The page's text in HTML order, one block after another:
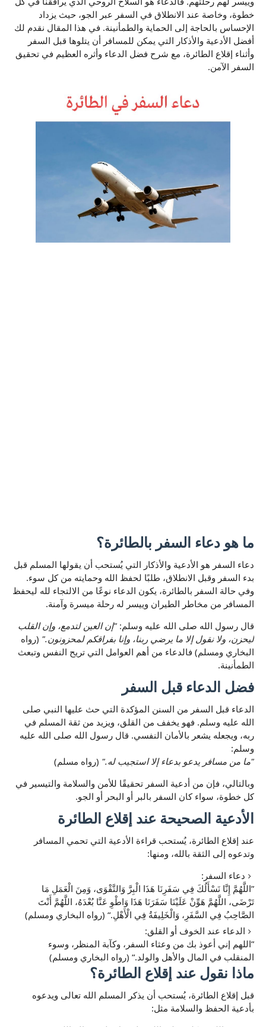
خطوة، وخاصة عند الانطلاق في السفر عبر الجو، حيث يزداد
الإحساس بالحاجة إلى الحماية والطمأنينة. في هذا المقال نقدم لك
أفضل الأدعية والأذكار التي يمكن للمسافر أن يتلوها قبل السفر
وأثناء إقلاع الطائرة، مع شرح فضل الدعاء وأثره العظيم في تحقيق
السفر الآمن.
ما هو دعاء السفر بالطائرة؟
دعاء السفر هو الأدعية والأذكار التي يُستحب أن يقولها المسلم قبل
بدء السفر وقبل الانطلاق، طلبًا لحفظ الله وحمايته من كل سوء.
وفي حالة السفر بالطائرة، يكون الدعاء نوعًا من الالتجاء لله ليحفظ
المسافر من مخاطر الطيران وييسر له رحلة ميسرة وآمنة.
قال رسول الله صلى الله عليه وسلم: "إن العين لتدمع، وإن القلب
ليحزن، ولا نقول إلا ما يرضي ربنا، وإنا بفراقكم لمحزونون." (رواه
البخاري ومسلم) فالدعاء من أهم العوامل التي تريح النفس وتبعث
الطمأنينة.
فضل الدعاء قبل السفر
الدعاء قبل السفر من السنن المؤكدة التي حث عليها النبي صلى
الله عليه وسلم. فهو يخفف من القلق، ويزيد من ثقة المسلم في
ربه، ويجعله يشعر بالأمان النفسي. قال رسول الله صلى الله عليه
وسلم:
"ما من مسافر يدعو بدعاء إلا استجيب له." (رواه مسلم)
وبالتالي، فإن من أدعية السفر تحقيقًا للأمن والسلامة والتيسير في
كل خطوة، سواء كان السفر بالبر أو البحر أو الجو.
الأدعية الصحيحة عند إقلاع الطائرة
عند إقلاع الطائرة، يُستحب قراءة الأدعية التي تحمي المسافر
وتدعوه إلى الثقة بالله، ومنها:
دعاء السفر:
اللَّهُمَّ إِنَّا نَسْأَلُكَ فِي سَفَرِنَا هَذَا الْبِرَّ وَالتَّقْوَى، وَمِنَ الْعَمَلِ مَا
تَرْضَى، اللَّهُمَّ هَوِّنْ عَلَيْنَا سَفَرَنَا هَذَا وَاطْوِ عَنَّا بُعْدَهُ، اللَّهُمَّ أَنْتَ
الصَّاحِبُ فِي السَّفَرِ، وَالْخَلِيفَةُ فِي الْأَهْلِ. (رواه البخاري ومسلم)
الدعاء عند الخوف أو القلق:
اللهم إني أعوذ بك من وعثاء السفر، وكآبة المنظر، وسوء
المنقلب في المال والأهل والولد. (رواه البخاري ومسلم)
ماذا نقول عند إقلاع الطائرة؟
قبل إقلاع الطائرة، يُستحب أن يذكر المسلم الله تعالى ويدعوه
بأدعية الحفظ والسلامة مثل: